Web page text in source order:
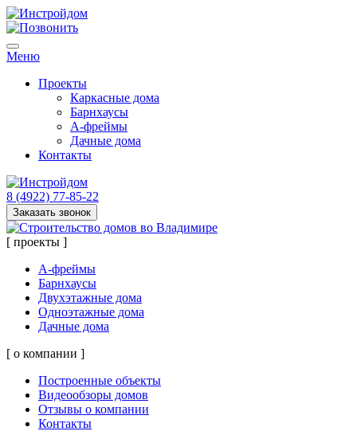
Меню
Проекты
Каркасные дома
Барнхаусы
А-фреймы
Дачные дома
Контакты
8 (4922) 77-85-22
Заказать звонок
[ проекты ]
А-фреймы
Барнхаусы
Двухэтажные дома
Одноэтажные дома
Дачные дома
[ о компании ]
Построенные объекты
Видеообзоры домов
Отзывы о компании
Контакты